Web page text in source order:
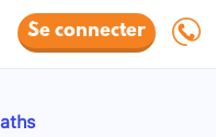
Se connecter